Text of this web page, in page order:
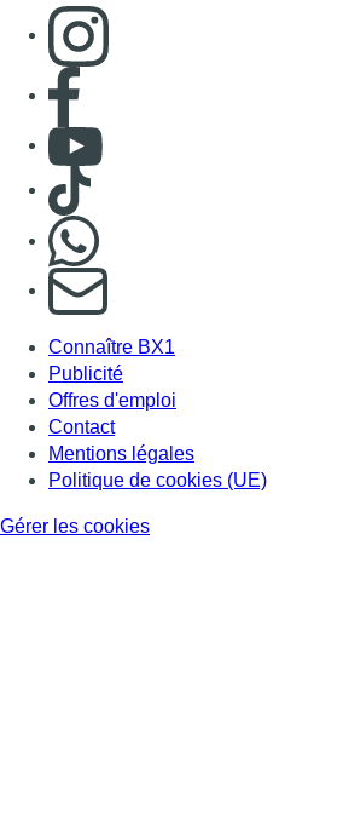
Consulter page Instagram
Consulter page Facebook
Consulter Youtube
Consulter TikTok
S'abonner à notre newsletter
Connaître BX1
Publicité
Offres d'emploi
Contact
Mentions légales
Politique de cookies (UE)
Gérer les cookies